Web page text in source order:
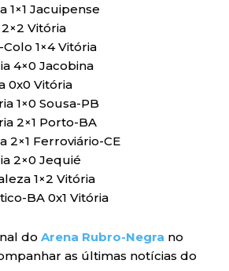
1×1 Jacuipense
Vitória
1×4 Vitória
4×0 Jacobina
0x0 Vitória
1×0 Sousa-PB
2×1 Porto-BA
2×1 Ferroviário-CE
2×0 Jequié
1×2 Vitória
BA 0x1 Vitória
do Arena Rubro-Negra no
as últimas notícias do